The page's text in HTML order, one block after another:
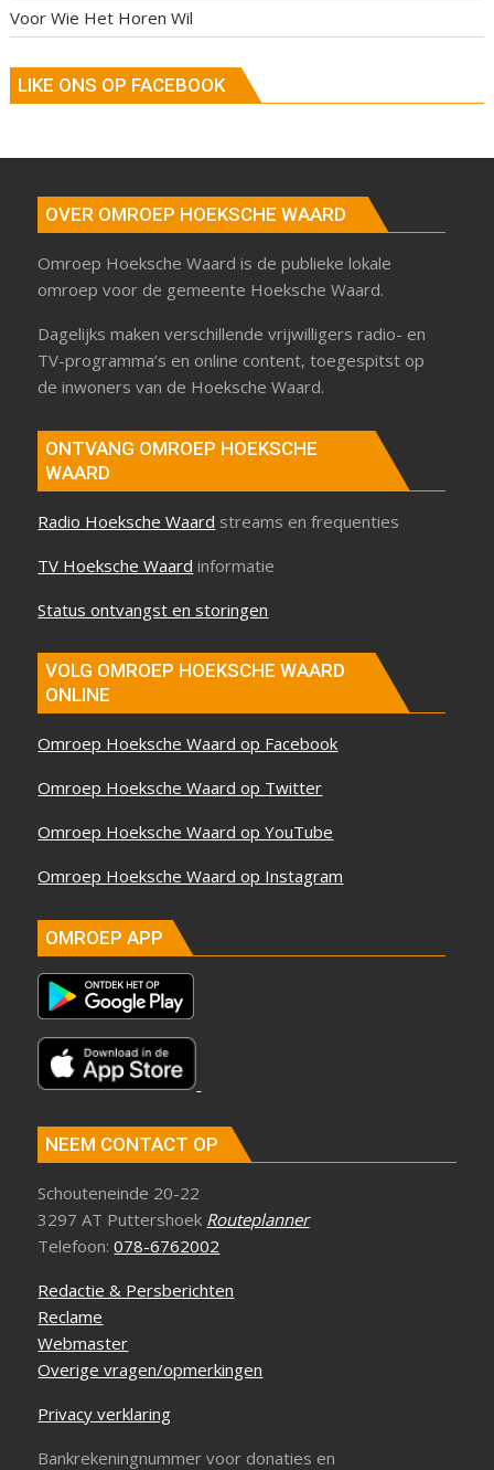
Voor Wie Het Horen Wil
LIKE ONS OP FACEBOOK
OVER OMROEP HOEKSCHE WAARD
Omroep Hoeksche Waard is de publieke lokale
omroep voor de gemeente Hoeksche Waard.
Dagelijks maken verschillende vrijwilligers radio- en
TV-programma’s en online content, toegespitst op
de inwoners van de Hoeksche Waard.
ONTVANG OMROEP HOEKSCHE
WAARD
Radio Hoeksche Waard streams en frequenties
TV Hoeksche Waard informatie
Status ontvangst en storingen
VOLG OMROEP HOEKSCHE WAARD
ONLINE
Omroep Hoeksche Waard op Facebook
Omroep Hoeksche Waard op Twitter
Omroep Hoeksche Waard op YouTube
Omroep Hoeksche Waard op Instagram
OMROEP APP
NEEM CONTACT OP
Schouteneinde 20-22
3297 AT Puttershoek Routeplanner
Telefoon:078-6762002
Redactie & Persberichten
Reclame
Webmaster
Overige vragen/opmerkingen
Privacy verklaring
Bankrekeningnummer voor donaties en